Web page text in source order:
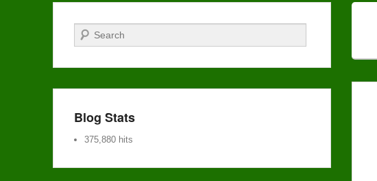
Search
Blog Stats
375,880 hits